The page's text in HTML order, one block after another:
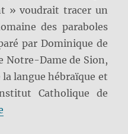
» voudrait tracer un
des paraboles
par Dominique de
Notre-Dame de Sion,
la langue hébraïque et
Catholique de